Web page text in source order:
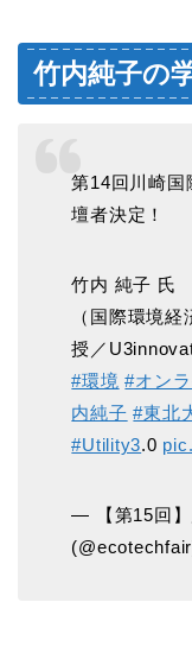
竹内純子の
第14回川崎
壇者決定！
竹内 純子 氏
（国際環境
授／
#環境 #オン
内純子 #東北
#Utility3.0
— 【第15回】